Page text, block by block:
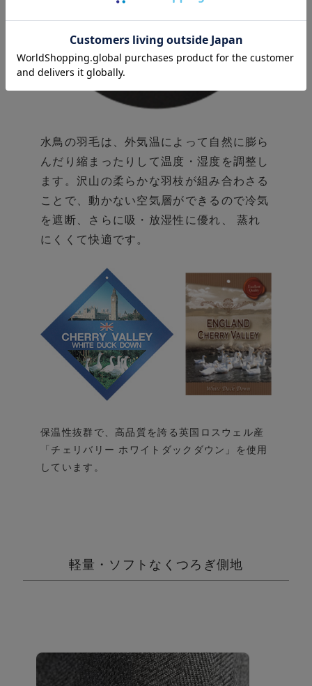
水鳥の羽毛は、外気温によって自然に膨ら
んだり 縮まったりして温度・湿度を調整し
ます。 沢山の柔らかな羽枝が組み合わさる
ことで、動かない空気層ができるので冷気
を遮断、
さらに吸・放湿性に優れ、 蒸れ
にくくて快適です。
保温性抜群で、高品質を誇る英国ロスウェル産
「チェリバリー ホワイトダックダウン」を使用
しています。
軽量・ソフトなくつろぎ側地